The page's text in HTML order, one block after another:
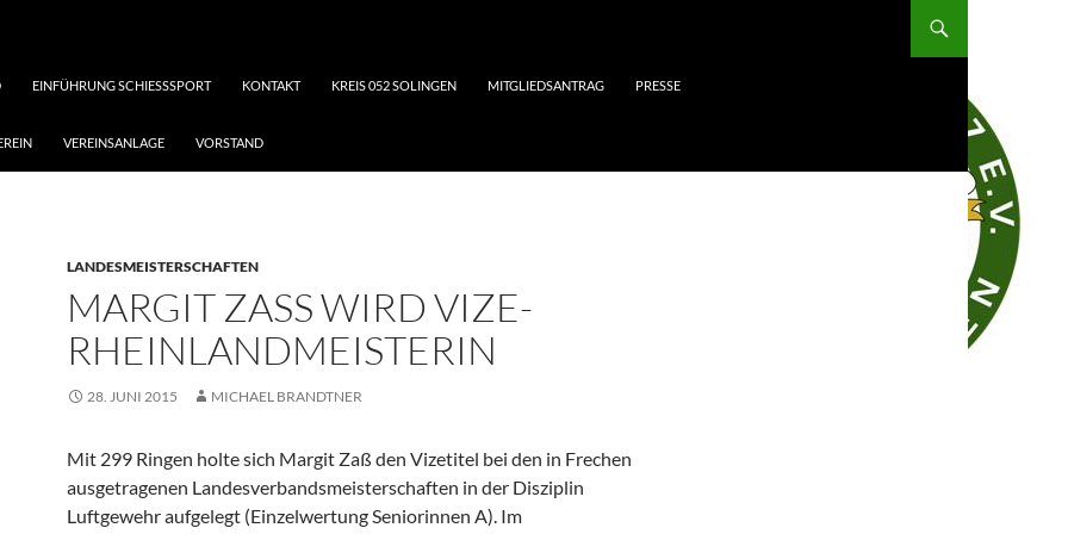
EINFÜHRUNG SCHIESSSPORT KONTAKT KREIS 052 SOLINGEN MITGLIEDSANTRAG PRESSE
VEREINSANLAGE VORSTAND
LANDESMEISTERSCHAFTEN
MARGIT ZASS WIRD VIZE-R
HEINLANDMEISTERIN
28. JUNI 2015 MICHAEL BRANDTNER
Mit 299 Ringen holte sich Margit Zaß den Vizetitel bei den in Frechen
ausgetragenen Landesverbandsmeisterschaften in der Disziplin
Luftgewehr aufgelegt (Einzelwertung Seniorinnen A). Im